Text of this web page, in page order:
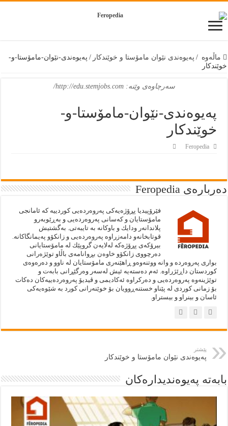
ماڵەوە / پەیوەندی نێوان مامۆستا و خوێندکار / پەیوەندی-نێوان-مامۆستا-و-
خوێندکار
سەرچاوەى وێنە: http://edu.stemjobs.com/
پەیوەندی-نێوان-مامۆستا-و-
خوێندکار
Feropedia
دەربارەى Feropedia
فێرۆپيديا پڕۆژەيەكى په‌روه‌رده‌يى كوردييە كە ئامانجى
مامۆستايان و كەسانى پەروەردەيى و بەڕێوبەرو
پلاندانەر ودايك و باوكانە بە تايبەتى. به‌گشتيش
قوتابخانەو دامەزراوە پەروەردەيى و زانكۆو پەيمانگاكانە.
بيرۆكەى پڕۆژەكە لەلايەن گروپێك لە مامۆستايانى
دەرچووى زانكۆو خاوەن بڕوانامەى باڵاو توێژەرانى
بوارى پەروەردە و وانە ووتنەوەو ڕاهێنەرى مامۆستايان لە ناوو و دەرەوەى
كوردستان داڕێژراوە. ئەم دەستەيه‌ ئيش لەسەر وەرگێڕانى بابەت و
توێژينەوە پەروەردەيى و دەركراوە ئەكاديمى و ڤيديۆ پەروەردەييەكان دەكات
بۆ زمانى كوردى لە پێناو خستنەڕوويان بۆ خوێنەرانى كورد بە شێوەيەكى
ئاسان و بينراو و بيستراو.
پێشتر
پەیوەندی نێوان مامۆستا و خوێندکار
بابەتە پەيوەنديدارەكان